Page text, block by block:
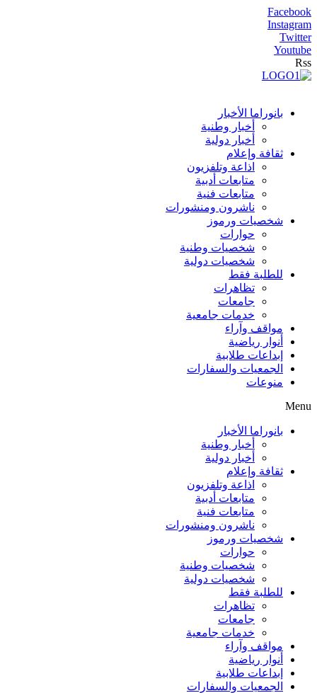
Facebook
Instagram
Twitter
Youtube
Rss
بانوراما الأخبار
أخبار وطنية
أخبار دولية
ثقافة وإعلام
اذاعة وتلفزيون
متابعات أدبية
متابعات فنية
ناشرون ومنشورات
شخصيات ورموز
حوارات
شخصيات وطنية
شخصيات دولية
للطلبة فقط
تظاهرات
جامعات
خدمات جامعية
مواقف وآراء
أنوار رياضية
إبداعات طلابية
الجمعيات والسفارات
منوعات
Menu
بانوراما الأخبار
أخبار وطنية
أخبار دولية
ثقافة وإعلام
اذاعة وتلفزيون
متابعات أدبية
متابعات فنية
ناشرون ومنشورات
شخصيات ورموز
حوارات
شخصيات وطنية
شخصيات دولية
للطلبة فقط
تظاهرات
جامعات
خدمات جامعية
مواقف وآراء
أنوار رياضية
إبداعات طلابية
الجمعيات والسفارات